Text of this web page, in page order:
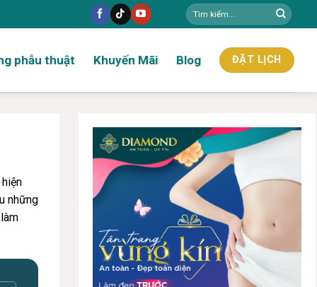
phẫu thuật Khuyến Mãi Blog ĐẶT LỊCH
những